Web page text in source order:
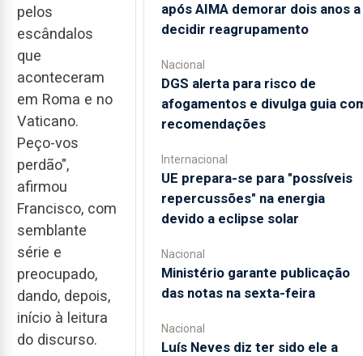
pelos
escândalos
que
aconteceram
em Roma e no
Vaticano.
Peço-vos
perdão",
afirmou
Francisco, com
semblante
série e
preocupado,
dando, depois,
início à leitura
do discurso.
após AIMA demorar dois anos a
decidir reagrupamento
Nacional
DGS alerta para risco de
afogamentos e divulga guia
recomendações
Internacional
UE prepara-se para "possíveis
repercussões" na energia
devido a eclipse solar
Nacional
Ministério garante publicação
das notas na sexta-feira
Nacional
Luís Neves diz ter sido ele a